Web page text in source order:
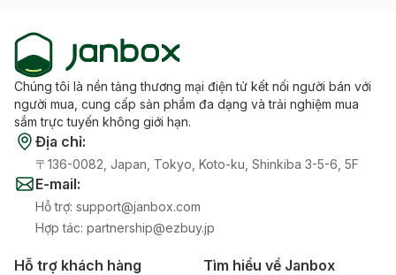
Chúng tôi là nền tảng thương mại điện tử kết nối người bán với
người mua, cung cấp sản phẩm đa dạng và trải nghiệm mua
sắm trực tuyến không giới hạn.
Địa chỉ:
〒136-0082, Japan, Tokyo, Koto-ku, Shinkiba 3-5-6, 5F
E-mail:
Hỗ trợ: support@janbox.com
Hợp tác: partnership@ezbuy.jp
Hỗ trợ khách hàng Tìm hiểu về Janbox